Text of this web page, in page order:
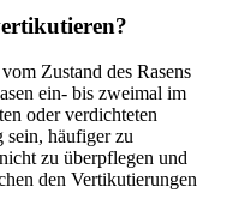
Zustand des Rasens
ein- bis zweimal im
oder verdichteten
sein, häufiger zu
zu überpflegen und
den Vertikutierungen